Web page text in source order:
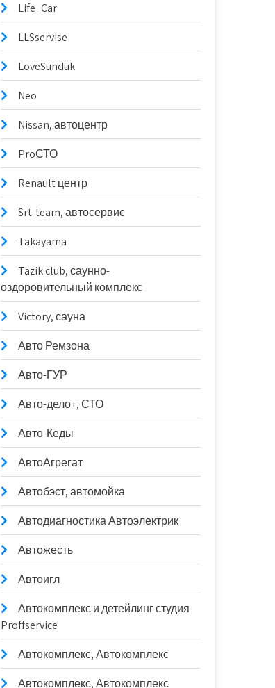
Life_Car
LLSservise
LoveSunduk
Neo
Nissan, автоцентр
ProСТО
Renault центр
Srt-team, автосервис
Takayama
Tazik club, саунно-
оздоровительный комплекс
Victory, сауна
Авто Ремзона
Авто-ГУР
Авто-дело+, СТО
Авто-Кеды
АвтоАгрегат
Автобэст, автомойка
Автодиагностика Автоэлектрик
Автожесть
Автоигл
Автокомплекс и детейлинг студия
Proffservice
Автокомплекс, Автокомплекс
Автокомплекс, Автокомплекс